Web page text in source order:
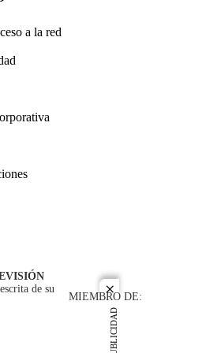
close
PUBLICIDAD
a la red
de su
MIEMBRO DE: